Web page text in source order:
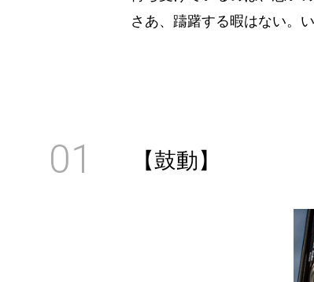
さあ、躊躇する暇はない。
01 【鼓動】